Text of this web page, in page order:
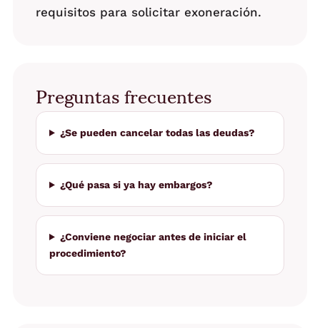
requisitos para solicitar exoneración.
Preguntas frecuentes
¿Se pueden cancelar todas las deudas?
¿Qué pasa si ya hay embargos?
¿Conviene negociar antes de iniciar el
procedimiento?